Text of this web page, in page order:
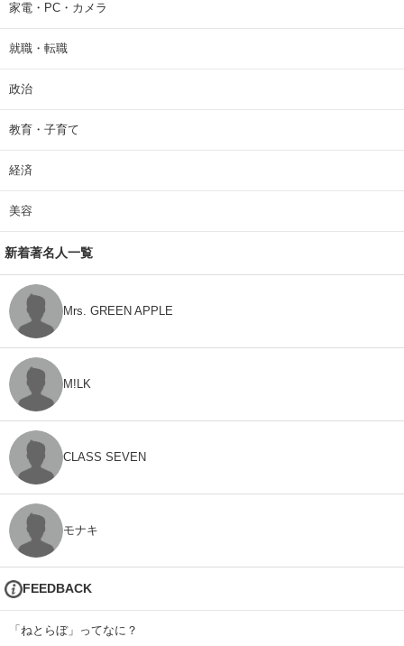
家電・PC・カメラ
就職・転職
政治
教育・子育て
経済
美容
新着著名人一覧
Mrs. GREEN APPLE
M!LK
CLASS SEVEN
モナキ
FEEDBACK
「ねとらぼ」ってなに？